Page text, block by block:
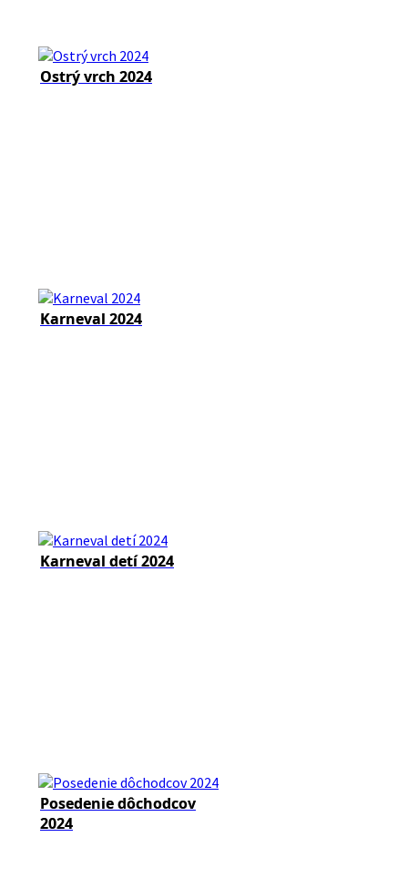
Ostrý vrch 2024
Karneval 2024
Karneval detí 2024
Posedenie dôchodcov
2024